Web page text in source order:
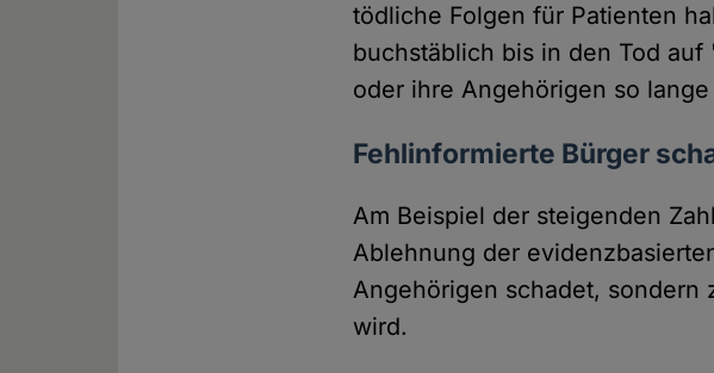
tödliche Folgen für Patienten
buchstäblich bis in den Tod
oder ihre Angehörigen so
Fehlinformierte Bürger
Am Beispiel der steigenden
Ablehnung der
Angehörigen schadet, sondern
wird.